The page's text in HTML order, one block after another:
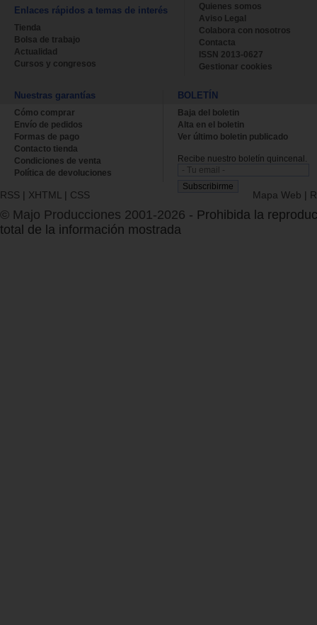
Enlaces rápidos a temas de interés
Tienda
Bolsa de trabajo
Actualidad
Cursos y congresos
Quienes somos
Aviso Legal
Colabora con nosotros
Contacta
ISSN 2013-0627
Gestionar cookies
Nuestras garantías
Cómo comprar
Envío de pedidos
Formas de pago
Contacto tienda
Condiciones de venta
Política de devoluciones
BOLETÍN
Baja del boletin
Alta en el boletin
Ver último boletin publicado
Recibe nuestro boletín quincenal.
RSS | XHTML | CSS Mapa Web |
© Majo Producciones 2001-2026 - Prohibida la
total de la información mostrada